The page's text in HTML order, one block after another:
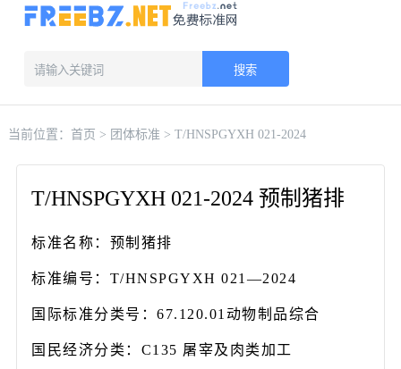
搜索
当前位置： 首页 > 团体标准 > T/HNSPGYXH 021-2024
T/HNSPGYXH 021-2024 预制猪排
标准名称：预制猪排
标准编号：T/HNSPGYXH 021—2024
国际标准分类号：67.120.01动物制品综合
国民经济分类：C135 屠宰及肉类加工